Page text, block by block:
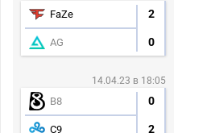
FaZe 2
AG 0
14.04.23 в 18:05
B8 0
C9 2